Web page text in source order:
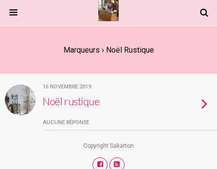
Marqueurs › Noël Rustique
16 NOVEMBRE 2019
Noël rustique
AUCUNE RÉPONSE
Copyright Sakarton